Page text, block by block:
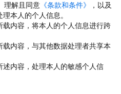
理解且同意 《条款和条件》
，以及
本人的个人信息。
内容，将本人的个人信息进行跨
内容，与其他数据处理者共享本
内容，处理本人的敏感个人信